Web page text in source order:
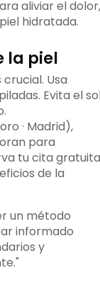
aliviar el dolor,
hidratada.
la piel
Usa
Evita el
· Madrid),
para
tu cita gratuita
de la
un método
informado
y